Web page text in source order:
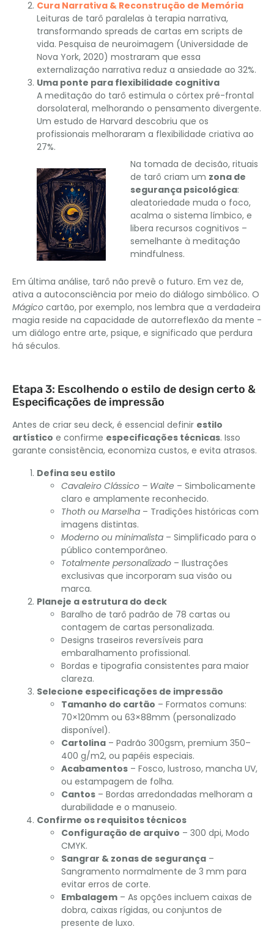
Cura Narrativa & Reconstrução de Memória
Leituras de tarô paralelas à terapia narrativa,
transformando spreads de cartas em scripts de
vida. Pesquisa de neuroimagem (Universidade de
Nova York, 2020) mostraram que essa
externalização narrativa reduz a ansiedade ao 32%.
Uma ponte para flexibilidade cognitiva
A meditação do tarô estimula o córtex pré-frontal
dorsolateral, melhorando o pensamento divergente.
Um estudo de Harvard descobriu que os
profissionais melhoraram a flexibilidade criativa ao
27%.
Na tomada de decisão, rituais
de tarô criam um zona de
segurança psicológica:
aleatoriedade muda o foco,
acalma o sistema límbico, e
libera recursos cognitivos –
semelhante à meditação
mindfulness.
Em última análise, tarô não prevê o futuro. Em vez de,
ativa a autoconsciência por meio do diálogo simbólico. O
Mágico cartão, por exemplo, nos lembra que a verdadeira
magia reside na capacidade de autorreflexão da mente -
um diálogo entre arte, psique, e significado que perdura
há séculos.
Etapa 3: Escolhendo o estilo de design certo &
Especificações de impressão
Antes de criar seu deck, é essencial definir estilo
artístico e confirme especificações técnicas. Isso
garante consistência, economiza custos, e evita atrasos.
Defina seu estilo
Cavaleiro Clássico – Waite – Simbolicamente
claro e amplamente reconhecido.
Thoth ou Marselha – Tradições históricas com
imagens distintas.
Moderno ou minimalista – Simplificado para o
público contemporâneo.
Totalmente personalizado – Ilustrações
exclusivas que incorporam sua visão ou
marca.
Planeje a estrutura do deck
Baralho de tarô padrão de 78 cartas ou
contagem de cartas personalizada.
Designs traseiros reversíveis para
embaralhamento profissional.
Bordas e tipografia consistentes para maior
clareza.
Selecione especificações de impressão
Tamanho do cartão – Formatos comuns:
70×120mm ou 63×88mm (personalizado
disponível).
Cartolina – Padrão 300gsm, premium 350–
400 g/m2, ou papéis especiais.
Acabamentos – Fosco, lustroso, mancha UV,
ou estampagem de folha.
Cantos – Bordas arredondadas melhoram a
durabilidade e o manuseio.
Confirme os requisitos técnicos
Configuração de arquivo – 300 dpi, Modo
CMYK.
Sangrar & zonas de segurança –
Sangramento normalmente de 3 mm para
evitar erros de corte.
Embalagem – As opções incluem caixas de
dobra, caixas rígidas, ou conjuntos de
presente de luxo.